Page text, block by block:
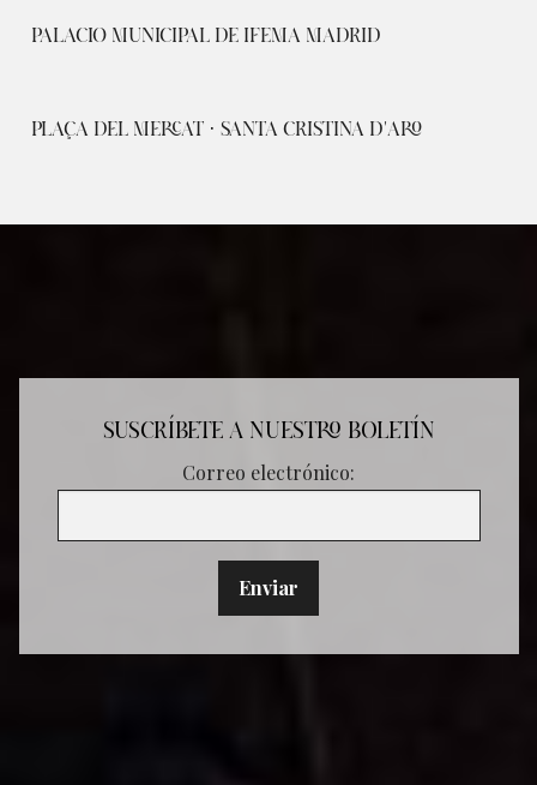
PALACIO MUNICIPAL DE IFEMA MADRID
PLAÇA DEL MERCAT · SANTA CRISTINA D'ARO
SUSCRÍBETE A NUESTRO BOLETÍN
Correo electrónico: